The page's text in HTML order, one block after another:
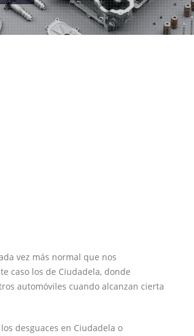
vez más normal que nos
caso los de Ciudadela, donde
automóviles cuando alcanzan cierta
desguaces en Ciudadela o